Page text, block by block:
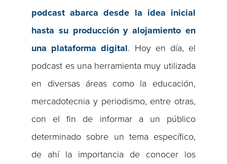
podcast abarca desde la idea inicial
hasta su producción y alojamiento en
una plataforma digital. Hoy en día, el
podcast es una herramienta muy utilizada
en diversas áreas como la educación,
mercadotecnia y periodismo, entre otras,
con el fin de informar a un público
determinado sobre un tema específico,
de ahí la importancia de conocer los